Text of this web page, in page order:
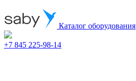
Каталог оборудования
+7 845 225-98-14